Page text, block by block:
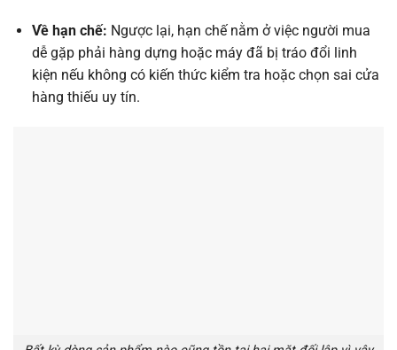
Về hạn chế: Ngược lại, hạn chế nằm ở việc người mua
dễ gặp phải hàng dựng hoặc máy đã bị tráo đổi linh
kiện nếu không có kiến thức kiểm tra hoặc chọn sai cửa
hàng thiếu uy tín.